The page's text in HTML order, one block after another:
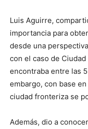
Luis Aguirre,
importancia para
desde una
con el caso de
encontraba entre las
embargo, con base
ciudad fronteriza se
Además, dio a